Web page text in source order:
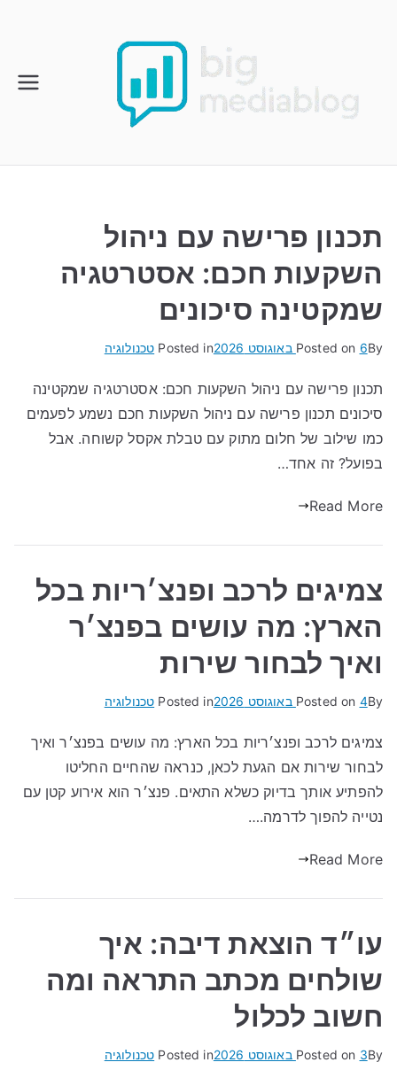
תכנון פרישה עם ניהול
השקעות חכם: אסטרטגיה
שמקטינה סיכונים
By
Posted on 6 באוגוסט 2026 Posted in טכנולוגיה
תכנון פרישה עם ניהול השקעות חכם: אסטרטגיה שמקטינה
סיכונים תכנון פרישה עם ניהול השקעות חכם נשמע לפעמים
כמו שילוב של חלום מתוק עם טבלת אקסל קשוחה. אבל
בפועל? זה אחד…
Read More
צמיגים לרכב ופנצ׳ריות בכל
הארץ: מה עושים בפנצ׳ר
ואיך לבחור שירות
By
Posted on 4 באוגוסט 2026 Posted in טכנולוגיה
צמיגים לרכב ופנצ׳ריות בכל הארץ: מה עושים בפנצ׳ר ואיך
לבחור שירות אם הגעת לכאן, כנראה שהחיים החליטו
להפתיע אותך בדיוק כשלא התאים. פנצ׳ר הוא אירוע קטן עם
נטייה להפוך לדרמה.…
Read More
עו״ד הוצאת דיבה: איך
שולחים מכתב התראה ומה
חשוב לכלול
By
Posted on 3 באוגוסט 2026 Posted in טכנולוגיה